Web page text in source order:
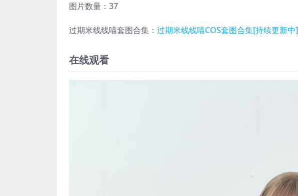
图片数量：37
过期米线线喵套图合集： 过期米线线喵COS套图合集[持续更新中]
在线观看